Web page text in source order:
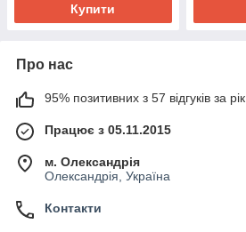
Купити
Про нас
95% позитивних з 57 відгуків за рік
Працює з 05.11.2015
м. Олександрія
Олександрія, Україна
Контакти